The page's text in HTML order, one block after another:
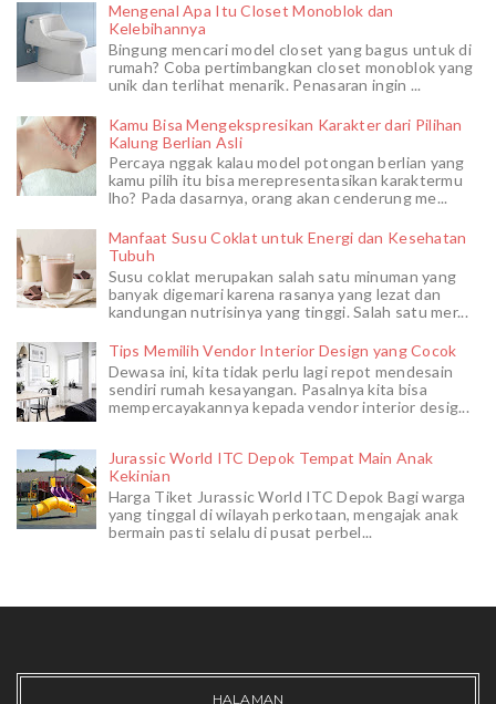
Mengenal Apa Itu Closet Monoblok dan
Kelebihannya
Bingung mencari model closet yang bagus untuk di
rumah? Coba pertimbangkan closet monoblok yang
unik dan terlihat menarik. Penasaran ingin ...
Kamu Bisa Mengekspresikan Karakter dari Pilihan
Kalung Berlian Asli
Percaya nggak kalau model potongan berlian yang
kamu pilih itu bisa merepresentasikan karaktermu
lho? Pada dasarnya, orang akan cenderung me...
Manfaat Susu Coklat untuk Energi dan Kesehatan
Tubuh
Susu coklat merupakan salah satu minuman yang
banyak digemari karena rasanya yang lezat dan
kandungan nutrisinya yang tinggi. Salah satu mer...
Tips Memilih Vendor Interior Design yang Cocok
Dewasa ini, kita tidak perlu lagi repot mendesain
sendiri rumah kesayangan. Pasalnya kita bisa
mempercayakannya kepada vendor interior desig...
Jurassic World ITC Depok Tempat Main Anak
Kekinian
Harga Tiket Jurassic World ITC Depok Bagi warga
yang tinggal di wilayah perkotaan, mengajak anak
bermain pasti selalu di pusat perbel...
HALAMAN